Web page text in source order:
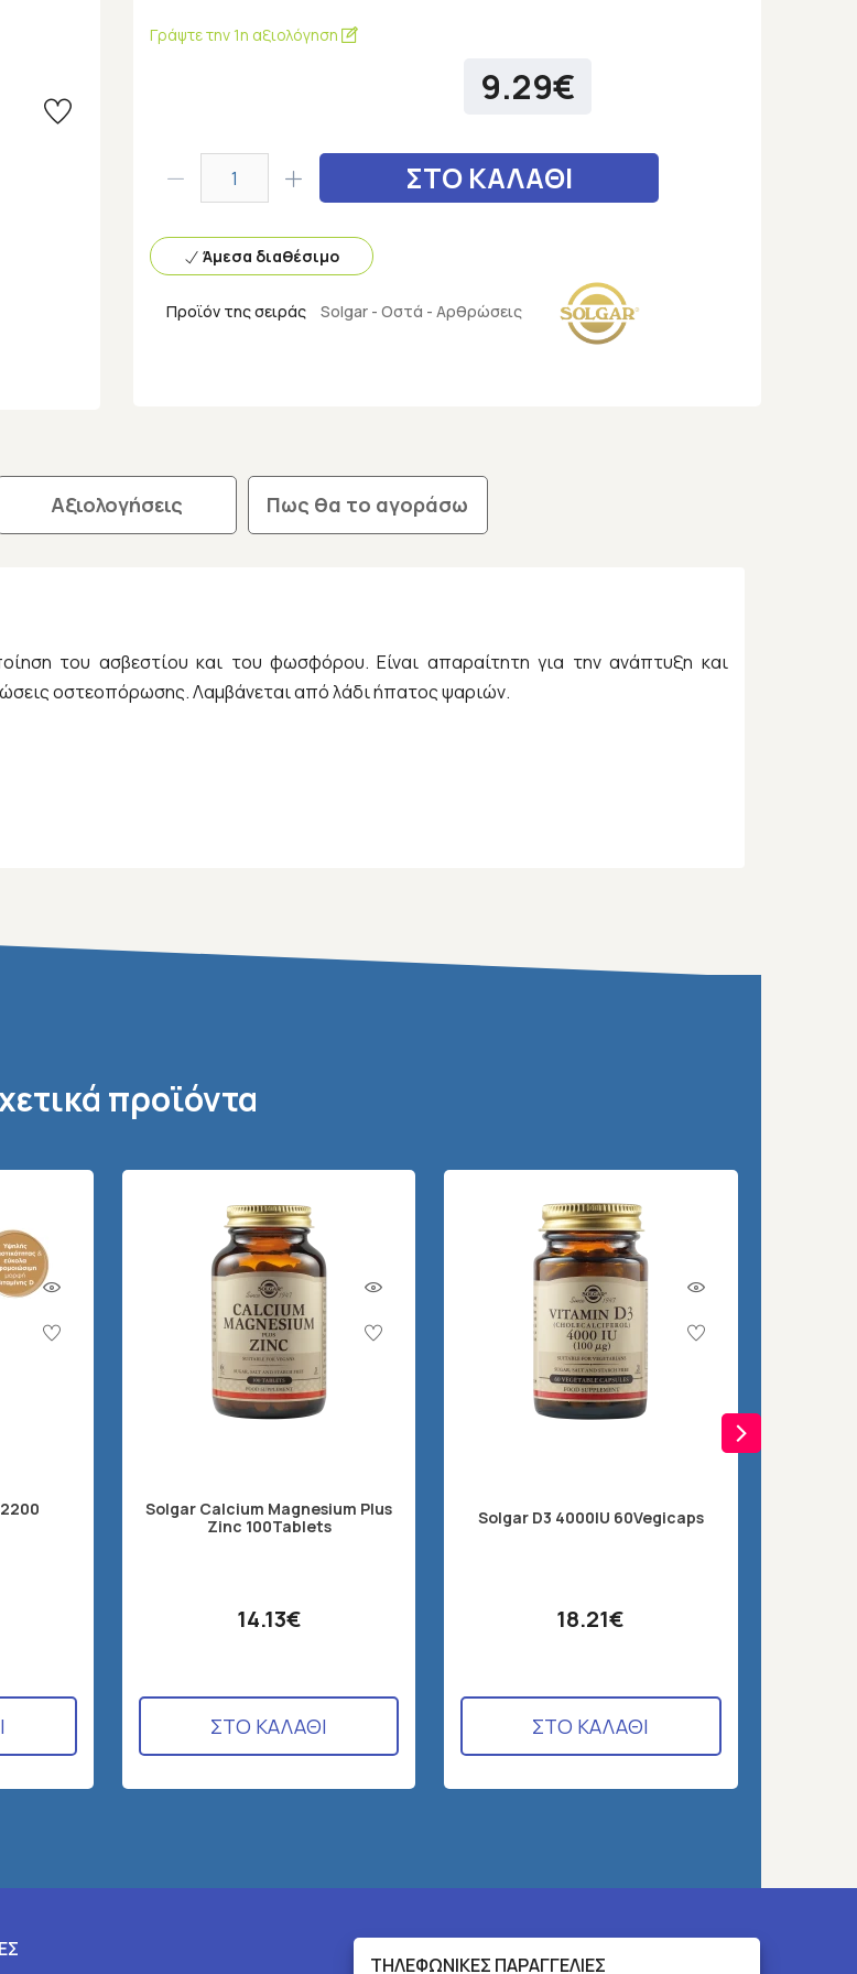
Γράψτε την 1η αξιολόγηση
9.29€
ΣΤΟ ΚΑΛΑΘΙ
Άμεσα διαθέσιμο
Προϊόν της σειράς Solgar - Οστά - Αρθρώσεις
Αξιολογήσεις Πως θα το αγοράσω
του ασβεστίου και του φωσφόρου. Είναι απαραίτητη για την ανάπτυξη και
οστεοπόρωσης. Λαμβάνεται από λάδι ήπατος ψαριών.
προϊόντα
Solgar Calcium Magnesium Plus
Zinc 100Tablets
14.13€
ΣΤΟ ΚΑΛΑΘΙ
Solgar D3 4000IU 60Vegicaps
18.21€
ΣΤΟ ΚΑΛΑΘΙ
ΤΗΛΕΦΩΝΙΚΕΣ ΠΑΡΑΓΓΕΛΙΕΣ